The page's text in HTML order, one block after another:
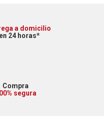
a domicilio
en 24 horas*
Compra
segura